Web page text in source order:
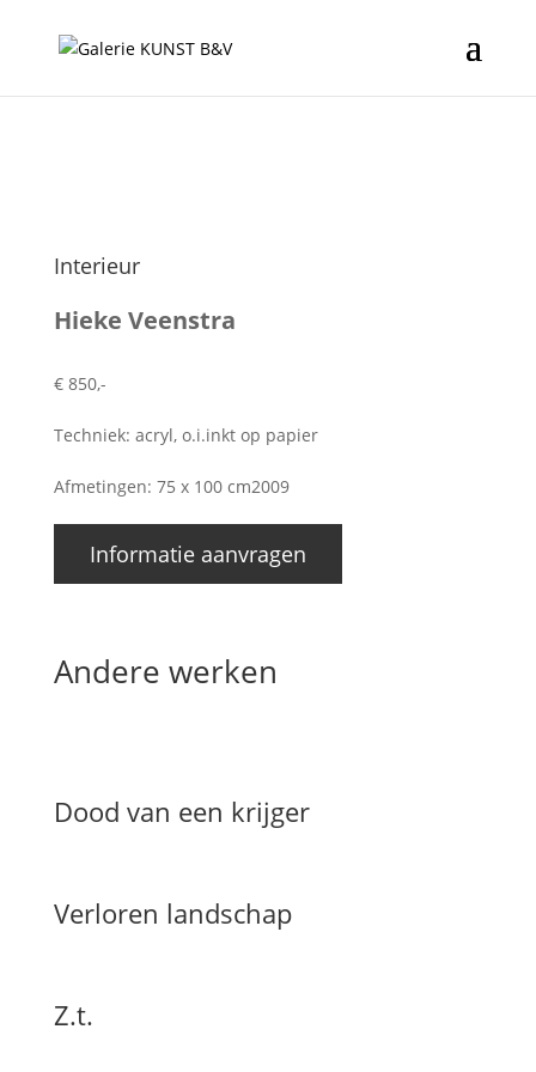
Interieur
Hieke Veenstra
€ 850,-
Techniek: acryl, o.i.inkt op papier
Afmetingen: 75 x 100 cm2009
Informatie aanvragen
Andere werken
Dood van een krijger
Verloren landschap
Z.t.